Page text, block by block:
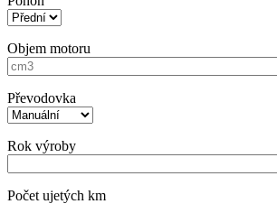
Objem motoru
Převodovka
Rok výroby
Počet ujetých km